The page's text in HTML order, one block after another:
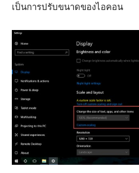
เป็นการปรับขนาดของไอคอน